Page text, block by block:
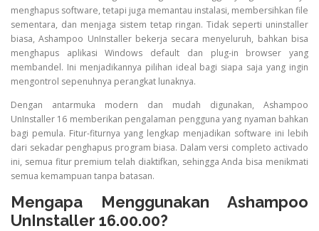
menghapus software, tetapi juga memantau instalasi, membersihkan file
sementara, dan menjaga sistem tetap ringan. Tidak seperti uninstaller
biasa, Ashampoo UnInstaller bekerja secara menyeluruh, bahkan bisa
menghapus aplikasi Windows default dan plug-in browser yang
membandel. Ini menjadikannya pilihan ideal bagi siapa saja yang ingin
mengontrol sepenuhnya perangkat lunaknya.
Dengan antarmuka modern dan mudah digunakan, Ashampoo
UnInstaller 16 memberikan pengalaman pengguna yang nyaman bahkan
bagi pemula. Fitur-fiturnya yang lengkap menjadikan software ini lebih
dari sekadar penghapus program biasa. Dalam versi completo activado
ini, semua fitur premium telah diaktifkan, sehingga Anda bisa menikmati
semua kemampuan tanpa batasan.
Mengapa Menggunakan Ashampoo
UnInstaller 16.00.00?